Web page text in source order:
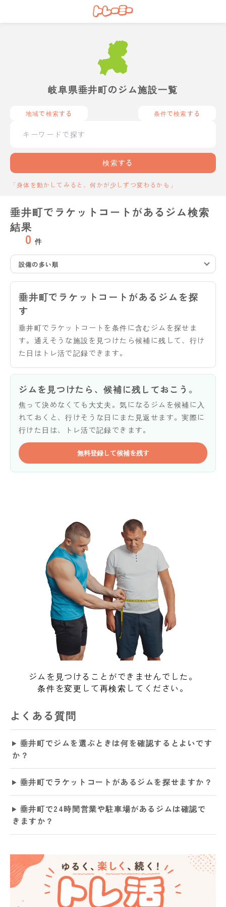
岐阜県垂井町のジム施設一覧
地域で検索する 条件で検索する
検索する
「身体を動かしてみると、何かが少しずつ変わるかも」
垂井町でラケットコートがあるジム検索
結果
0 件
設備の多い順
垂井町でラケットコートがあるジムを探
す
垂井町でラケットコートを条件に含むジムを探せま
す。通えそうな施設を見つけたら候補に残して、行け
た日はトレ活で記録できます。
ジムを見つけたら、候補に残しておこう。
焦って決めなくても大丈夫。気になるジムを候補に入
れておくと、行けそうな日にまた見返せます。実際に
行けた日は、トレ活で記録できます。
無料登録して候補を残す
ジムを見つけることができませんでした。
条件を変更して再検索してください。
よくある質問
垂井町でジムを選ぶときは何を確認するとよいです
か？
垂井町でラケットコートがあるジムを探せますか？
垂井町で24時間営業や駐車場があるジムは確認で
きますか？